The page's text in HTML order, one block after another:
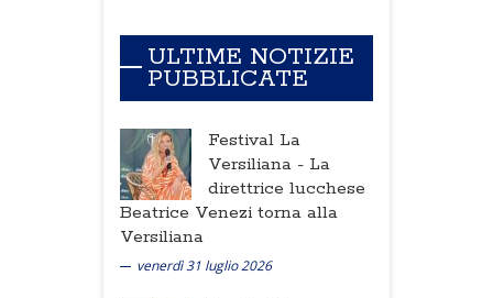
ULTIME NOTIZIE
PUBBLICATE
Festival La
Versiliana - La
direttrice lucchese
Beatrice Venezi torna alla
Versiliana
venerdì 31 luglio 2026